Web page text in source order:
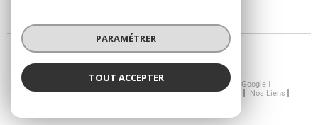
© 2026 | Tous droits réservés | Traduction powered by Google |
Nos Honoraires
Plan Du Site Mentions Légales Admin
Nos Liens
PARAMÉTRER
TOUT ACCEPTER